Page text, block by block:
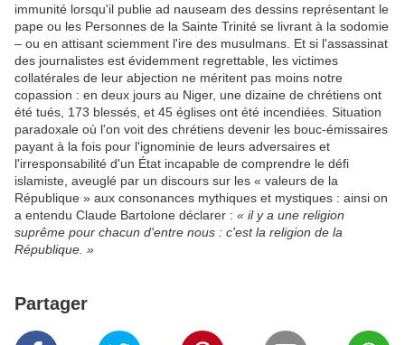
immunité lorsqu'il publie ad nauseam des dessins représentant le
pape ou les Personnes de la Sainte Trinité se livrant à la sodomie
– ou en attisant sciemment l'ire des musulmans. Et si l'assassinat
des journalistes est évidemment regrettable, les victimes
collatérales de leur abjection ne méritent pas moins notre
copassion : en deux jours au Niger, une dizaine de chrétiens ont
été tués, 173 blessés, et 45 églises ont été incendiées. Situation
paradoxale où l'on voit des chrétiens devenir les bouc-émissaires
payant à la fois pour l'ignominie de leurs adversaires et
l'irresponsabilité d'un État incapable de comprendre le défi
islamiste, aveuglé par un discours sur les « valeurs de la
République » aux consonances mythiques et mystiques : ainsi on
a entendu Claude Bartolone déclarer : « il y a une religion
suprême pour chacun d'entre nous : c'est la religion de la
République. »
Partager